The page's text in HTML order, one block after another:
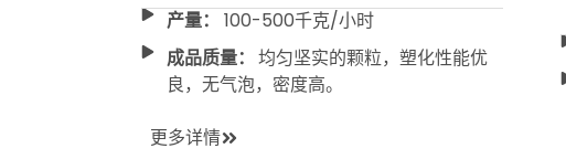
产量：
100-500千克/小时
成品质量： 均匀坚实的颗粒，塑化性能优
良，无气泡，密度高。
更多详情